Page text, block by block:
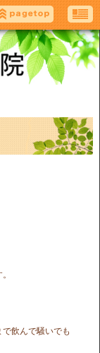
飲んで騒いでも